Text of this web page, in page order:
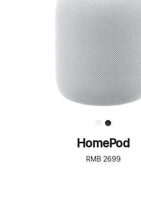
步
了
解
HomePod<
HomePod
RMB 2699